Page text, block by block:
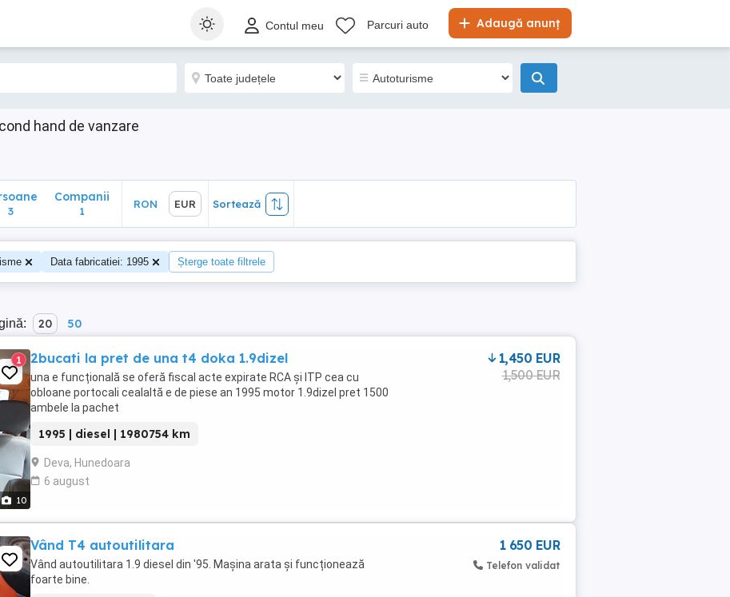
Adaugă anunț
Contul meu Parcuri auto
hand de vanzare
Sortează
3
Companii
1
RON EUR Sortează
Data fabricatiei: 1995 Șterge toate filtrele
20 50
10
1 2bucati la pret de una t4 doka 1.9dizel
una e funcțională se oferă fiscal acte expirate RCA și ITP cea cu
obloane portocali cealaltă e de piese an 1995 motor 1.9dizel pret 1500
ambele la pachet
1995 | diesel | 1980754 km
Deva, Hunedoara
6 august
1,450 EUR
1,500 EUR
Vând T4 autoutilitara
Vând autoutilitara 1.9 diesel din '95. Mașina arata și funcționează
foarte bine.
1 650 EUR
Telefon validat